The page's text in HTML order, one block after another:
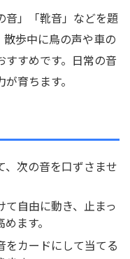
音」「靴音」などを題
歩中に鳥の声や車の
すめです。日常の音
育ちます。
、次の音を口ずさませ
自由に動き、止まっ
ます。
をカードにして当てる